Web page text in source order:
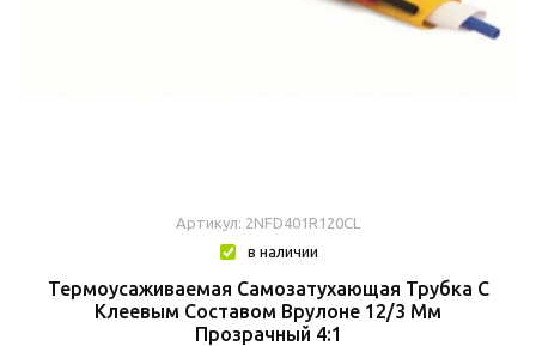
Артикул: 2NFD401R120CL
в наличии
Термоусаживаемая Самозатухающая Трубка C
Клеевым Составом Врулоне 12/3 Мм
Прозрачный 4:1